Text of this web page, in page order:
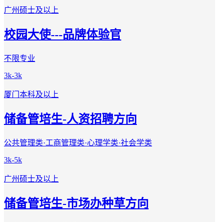
广州硕士及以上
校园大使---品牌体验官
不限专业
3k-3k
厦门 本科及以上
储备管培生-人资招聘方向
公共管理类·工商管理类·心理学类·社会学类
3k-5k
广州硕士及以上
储备管培生-市场办种草方向